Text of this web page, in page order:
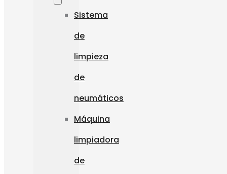
Sistema
de
limpieza
de
neumáticos
Máquina
limpiadora
de